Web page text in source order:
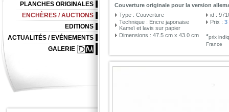
Couverture originale pour la version
Type : Couverture
Technique : Encre japonaise
Kameï et lavis sur papier
Dimensions : 47.5 cm x 43.0 cm
id :
Prix :3
*prix
France
PLANCHES ORIGINALES
ENCHÈRES / AUCTIONS
EDITIONS
ACTUALITÉS / EVÉNEMENTS
GALERIE